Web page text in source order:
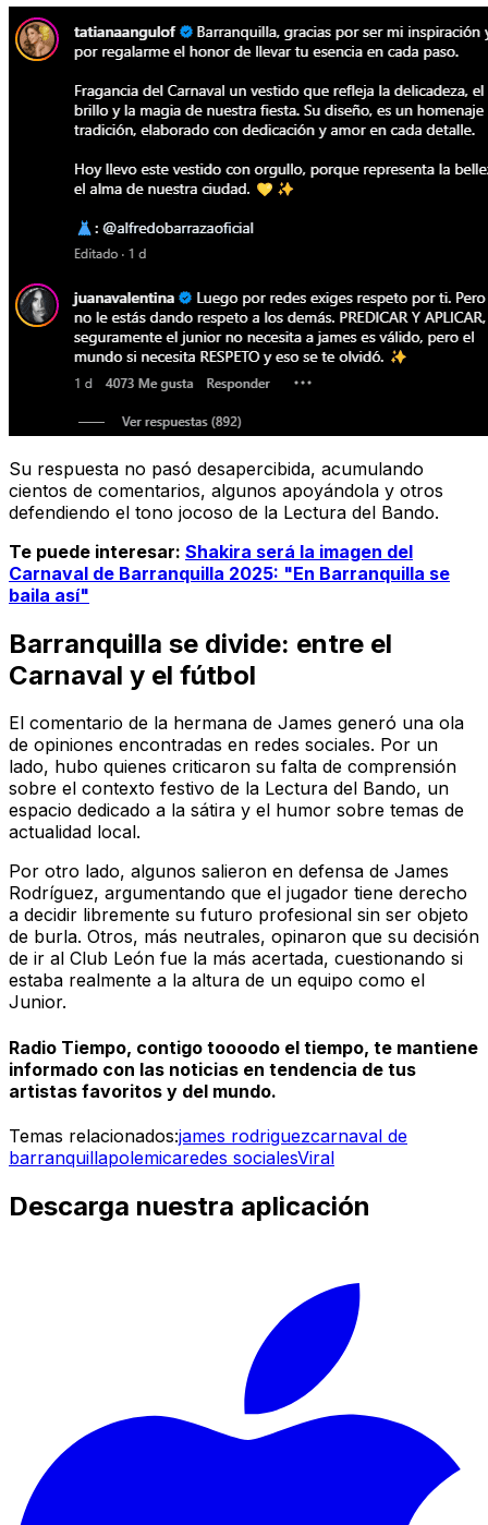
Su respuesta no pasó desapercibida, acumulando
cientos de comentarios, algunos apoyándola y otros
defendiendo el tono jocoso de la Lectura del Bando.
Te puede interesar: Shakira será la imagen del
Carnaval de Barranquilla 2025: "En Barranquilla se
baila así"
Barranquilla se divide: entre el
Carnaval y el fútbol
El comentario de la hermana de James generó una ola
de opiniones encontradas en redes sociales. Por un
lado, hubo quienes criticaron su falta de comprensión
sobre el contexto festivo de la Lectura del Bando, un
espacio dedicado a la sátira y el humor sobre temas de
actualidad local.
Por otro lado, algunos salieron en defensa de James
Rodríguez, argumentando que el jugador tiene derecho
a decidir libremente su futuro profesional sin ser objeto
de burla. Otros, más neutrales, opinaron que su decisión
de ir al Club León fue la más acertada, cuestionando si
estaba realmente a la altura de un equipo como el
Junior.
Radio Tiempo, contigo toooodo el tiempo, te mantiene
informado con las noticias en tendencia de tus
artistas favoritos y del mundo.
Temas relacionados:james rodriguezcarnaval de
barranquillapolemicaredes socialesViral
Descarga nuestra aplicación